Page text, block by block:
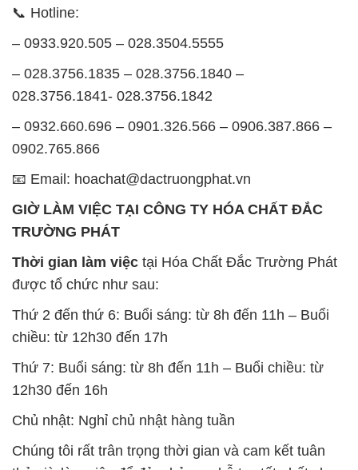
📞 Hotline:
– 0933.920.505 – 028.3504.5555
– 028.3756.1835 – 028.3756.1840 –
028.3756.1841- 028.3756.1842
– 0932.660.696 – 0901.326.566 – 0906.387.866 –
0902.765.866
📧 Email: hoachat@dactruongphat.vn
GIỜ LÀM VIỆC TẠI CÔNG TY HÓA CHẤT ĐẮC
TRƯỜNG PHÁT
Thời gian làm việc tại Hóa Chất Đắc Trường Phát
được tổ chức như sau:
Thứ 2 đến thứ 6: Buổi sáng: từ 8h đến 11h – Buổi
chiều: từ 12h30 đến 17h
Thứ 7: Buổi sáng: từ 8h đến 11h – Buổi chiều: từ
12h30 đến 16h
Chủ nhật: Nghỉ chủ nhật hàng tuần
Chúng tôi rất trân trọng thời gian và cam kết tuân